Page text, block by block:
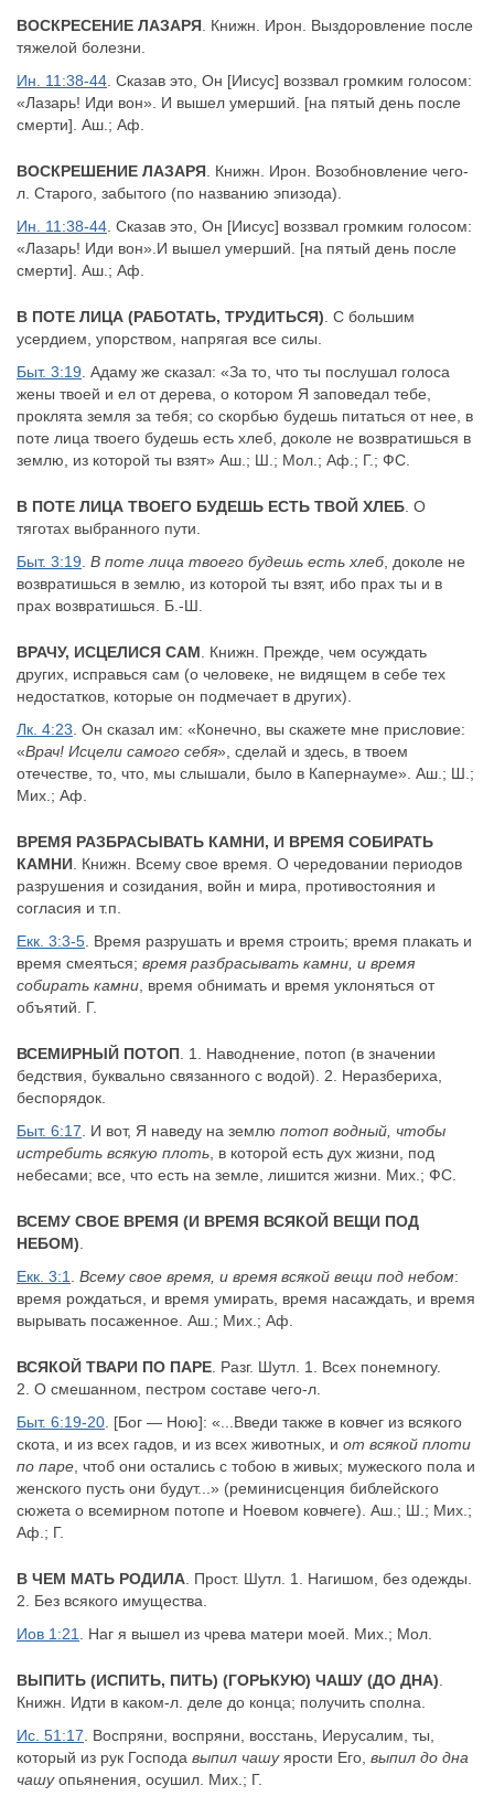
ВОСКРЕСЕНИЕ ЛАЗАРЯ . Книжн. Ирон. Выздоровление после
тяжелой болезни.
Ин. 11:38-44 . Сказав это, Он [Иисус] воззвал громким голосом:
«Лазарь! Иди вон». И вышел умерший. [на пятый день после
смерти]. Аш.; Аф.
ВОСКРЕШЕНИЕ ЛАЗАРЯ . Книжн. Ирон. Возобновление чего-
л. Старого, забытого (по названию эпизода).
Ин. 11:38-44 . Сказав это, Он [Иисус] воззвал громким голосом:
«Лазарь! Иди вон».И вышел умерший. [на пятый день после
смерти]. Аш.; Аф.
В ПОТЕ ЛИЦА (РАБОТАТЬ, ТРУДИТЬСЯ) . С большим
усердием, упорством, напрягая все силы.
Быт. 3:19 . Адаму же сказал: «За то, что ты послушал голоса
жены твоей и ел от дерева, о котором Я заповедал тебе,
проклята земля за тебя; со скорбью будешь питаться от нее, в
поте лица твоего будешь есть хлеб, доколе не возвратишься в
землю, из которой ты взят» Аш.; Ш.; Мол.; Аф.; Г.; ФС.
В ПОТЕ ЛИЦА ТВОЕГО БУДЕШЬ ЕСТЬ ТВОЙ ХЛЕБ . О
тяготах выбранного пути.
Быт. 3:19 В поте лица твоего будешь есть хлеб, доколе не
возвратишься в землю, из которой ты взят, ибо прах ты и в
прах возвратишься. Б.-Ш.
ВРАЧУ, ИСЦЕЛИСЯ САМ . Книжн. Прежде, чем осуждать
других, исправься сам (о человеке, не видящем в себе тех
недостатков, которые он подмечает в других).
Лк. 4:23 . Он сказал им: «Конечно, вы скажете мне присловие:
«Врач! Исцели самого себя», сделай и здесь, в твоем
отечестве, то, что, мы слышали, было в Капернауме». Аш.; Ш.;
Мих.; Аф.
ВРЕМЯ РАЗБРАСЫВАТЬ КАМНИ, И ВРЕМЯ СОБИРАТЬ
КАМНИ . Книжн. Всему свое время. О чередовании периодов
разрушения и созидания, войн и мира, противостояния и
согласия и т.п.
Екк. 3:3-5 . Время разрушать и время строить; время плакать и
время смеяться; время разбрасывать камни, и время
собирать камни , время обнимать и время уклоняться от
объятий. Г.
ВСЕМИРНЫЙ ПОТОП . 1. Наводнение, потоп (в значении
бедствия, буквально связанного с водой). 2. Неразбериха,
беспорядок.
Быт. 6:17 . И вот, Я наведу на землю потоп водный, чтобы
истребить всякую плоть , в которой есть дух жизни, под
небесами; все, что есть на земле, лишится жизни. Мих.; ФС.
ВСЕМУ СВОЕ ВРЕМЯ (И ВРЕМЯ ВСЯКОЙ ВЕЩИ ПОД
НЕБОМ)
Екк. 3:1
Всему свое время, и время всякой вещи под небом:
время рождаться, и время умирать, время насаждать, и время
вырывать посаженное. Аш.; Мих.; Аф.
ВСЯКОЙ ТВАРИ ПО ПАРЕ . Разг. Шутл. 1. Всех понемногу.
2. О смешанном, пестром составе чего-л.
Быт. 6:19-20 . [Бог — Ною]: «...Введи также в ковчег из всякого
скота, и из всех гадов, и из всех животных, и от всякой плоти
по паре , чтоб они остались с тобою в живых; мужеского пола и
женского пусть они будут...» (реминисценция библейского
сюжета о всемирном потопе и Ноевом ковчеге). Аш.; Ш.; Мих.;
Аф.; Г.
В ЧЕМ МАТЬ РОДИЛА . Прост. Шутл. 1. Нагишом, без одежды.
2. Без всякого имущества.
Иов 1:21
. Наг я вышел из чрева матери моей. Мих.; Мол.
ВЫПИТЬ (ИСПИТЬ, ПИТЬ) (ГОРЬКУЮ) ЧАШУ (ДО ДНА)
Книжн. Идти в каком-л. деле до конца; получить сполна.
Ис. 51:17 . Воспряни, воспряни, восстань, Иерусалим, ты,
который из рук Господа выпил чашуярости Его, выпил до дна
чашуопьянения, осушил. Мих.; Г.